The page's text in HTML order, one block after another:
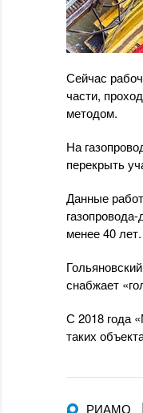
Сейчас
части,
методом.
На
перекрыть
Данные
менее 40 лет.
снабжает
С 2018 года
таких
РИАМО